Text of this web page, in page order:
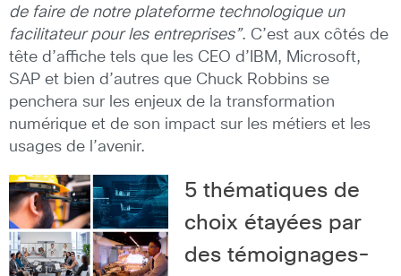
de faire de notre plateforme technologique un
facilitateur pour les entreprises”. C’est aux côtés de
tête d’affiche tels que les CEO d’IBM, Microsoft,
SAP et bien d’autres que Chuck Robbins se
penchera sur les enjeux de la transformation
numérique et de son impact sur les métiers et les
usages de l’avenir.
5 thématiques de
choix étayées par
des témoignages-